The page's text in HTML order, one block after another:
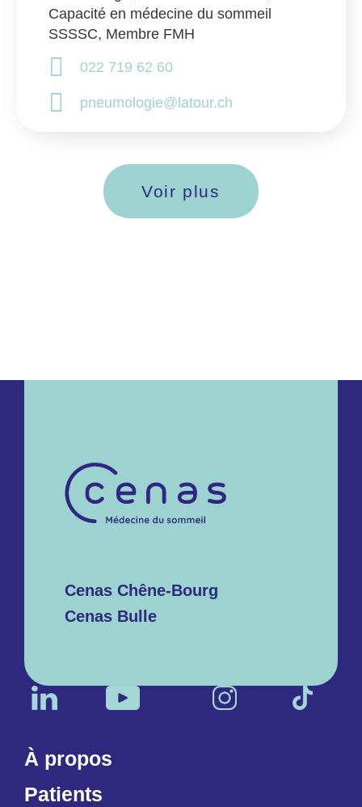
Capacité en médecine du sommeil
SSSSC, Membre FMH
022 719 62 60
pneumologie@latour.ch
Voir plus
À propos
Patients
Cenas Chêne-Bourg
Cenas Bulle